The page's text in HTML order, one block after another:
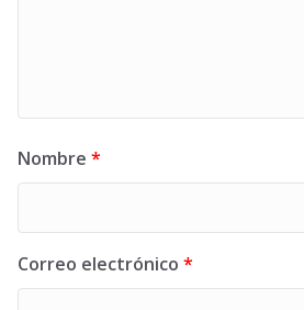
Nombre *
Correo electrónico *